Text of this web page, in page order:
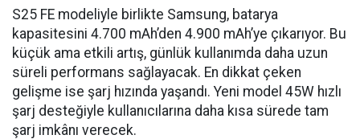
S25 FE modeliyle birlikte Samsung, batarya
kapasitesini 4.700 mAh’den 4.900 mAh’ye çıkarıyor. Bu
küçük ama etkili artış, günlük kullanımda daha uzun
süreli performans sağlayacak. En dikkat çeken
gelişme ise şarj hızında yaşandı. Yeni model 45W hızlı
şarj desteğiyle kullanıcılarına daha kısa sürede tam
şarj imkânı verecek.